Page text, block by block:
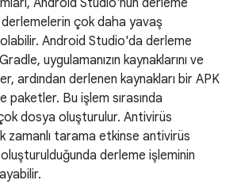
çok daha yavaş
olabilir. Android Studio'da derleme
uygulamanızın kaynaklarını ve
ardından derlenen kaynakları bir APK
paketler. Bu işlem sırasında
dosya oluşturulur. Antivirüs
zamanlı tarama etkinse antivirüs
oluşturulduğunda derleme işleminin